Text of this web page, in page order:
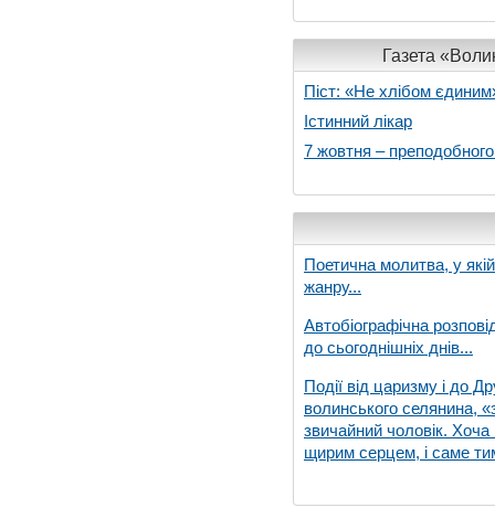
Газета
Піст: «Не хлібом
Істинний лікар
7 жовтня –
Поетична молитва, у
жанру...
Автобіографічна
до сьогоднішніх днів...
Події від царизму і до
волинського селянина,
звичайний чоловік. Хоча
щирим серцем, і саме